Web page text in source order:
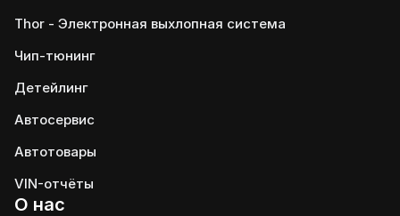
Thor - Электронная выхлопная система
Чип-тюнинг
Детейлинг
Автосервис
Автотовары
VIN-отчёты
О нас